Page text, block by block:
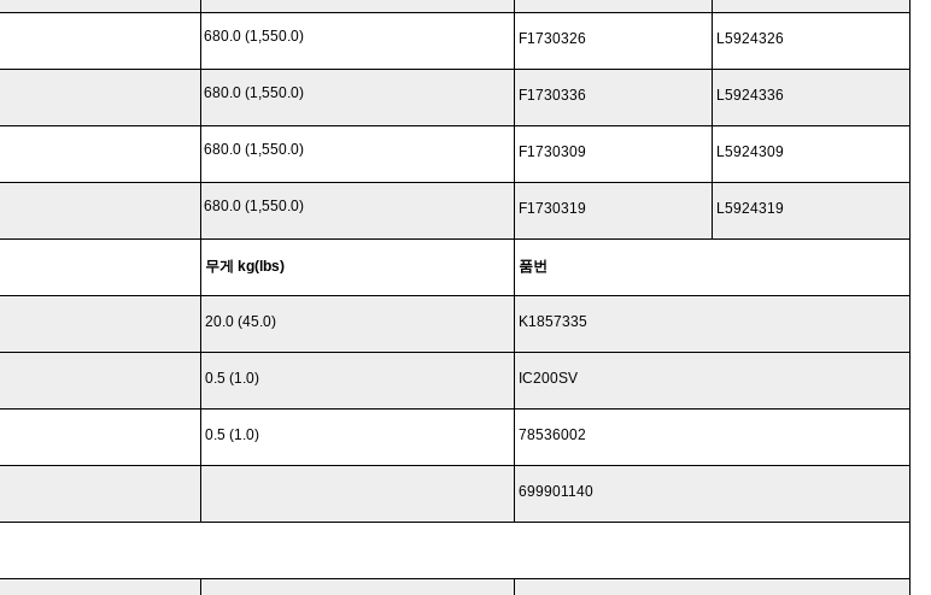
680.0 (1,550.0) F1730326 L5924326
680.0 (1,550.0) F1730336 L5924336
680.0 (1,550.0) F1730309 L5924309
680.0 (1,550.0) F1730319 L5924319
무게 kg(lbs) 품번
20.0 (45.0) K1857335
0.5 (1.0) IC200SV
0.5 (1.0) 78536002
699901140